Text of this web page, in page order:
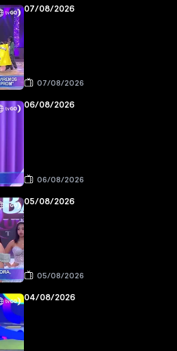
07/08/2026
07/08/2026
06/08/2026
06/08/2026
05/08/2026
05/08/2026
04/08/2026